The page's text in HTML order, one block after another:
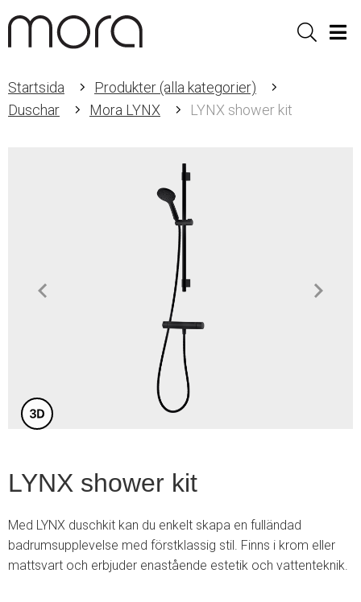
Sök
Startsida
Produkter (alla kategorier)
Duschar
Mora LYNX LYNX shower kit
LYNX shower kit
Med LYNX duschkit kan du enkelt skapa en fulländad
badrumsupplevelse med förstklassig stil. Finns i krom eller
mattsvart och erbjuder enastående estetik och vattenteknik.